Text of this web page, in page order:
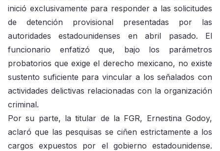
inició exclusivamente para responder a las solicitudes
de detención provisional presentadas por las
autoridades estadounidenses en abril pasado. El
funcionario enfatizó que, bajo los parámetros
probatorios que exige el derecho mexicano, no existe
sustento suficiente para vincular a los señalados con
actividades delictivas relacionadas con la organización
criminal.
Por su parte, la titular de la FGR, Ernestina Godoy,
aclaró que las pesquisas se ciñen estrictamente a los
cargos expuestos por el gobierno estadounidense.